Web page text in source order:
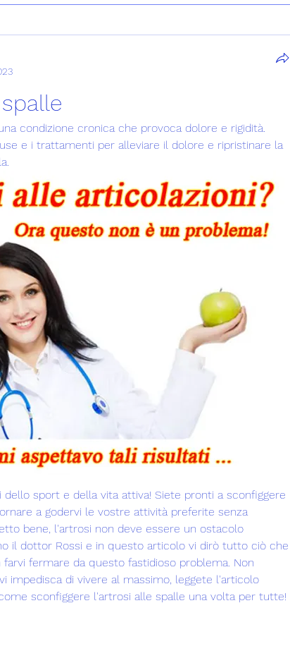
condizione cronica che provoca dolore e rigidità.
e i trattamenti per alleviare il dolore e ripristinare la
dello sport e della vita attiva! Siete pronti a sconfiggere
a godervi le vostre attività preferite senza
bene, l'artrosi non deve essere un ostacolo
il dottor Rossi e in questo articolo vi dirò tutto ciò che
farvi fermare da questo fastidioso problema. Non
impedisca di vivere al massimo, leggete l'articolo
sconfiggere l'artrosi alle spalle una volta per tutte!